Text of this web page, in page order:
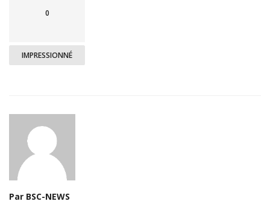
0
IMPRESSIONNÉ
Par BSC-NEWS